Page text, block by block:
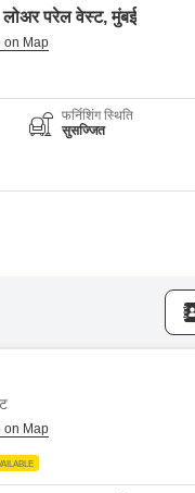
परेल वेस्ट, मुंबई
फर्निशिंग स्थिति
सुसज्जित